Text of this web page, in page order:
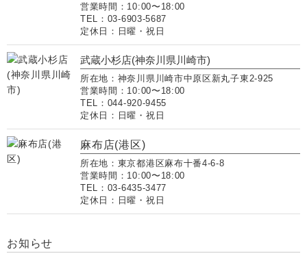
営業時間：10:00〜18:00
TEL：03-6903-5687
定休日：日曜・祝日
武蔵小杉店(神奈川県川崎市)
所在地：神奈川県川崎市中原区新丸子東2-925
営業時間：10:00〜18:00
TEL：044-920-9455
定休日：日曜・祝日
麻布店(港区)
所在地：東京都港区麻布十番4-6-8
営業時間：10:00〜18:00
TEL：03-6435-3477
定休日：日曜・祝日
お知らせ